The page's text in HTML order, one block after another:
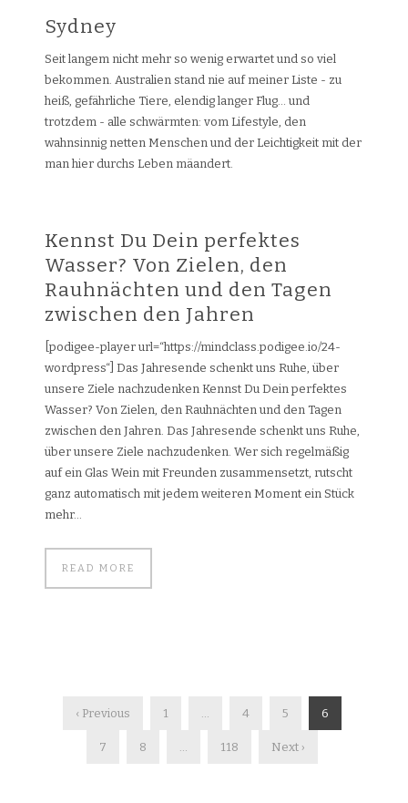
Sydney
Seit langem nicht mehr so wenig erwartet und so viel
bekommen. Australien stand nie auf meiner Liste - zu
heiß, gefährliche Tiere, elendig langer Flug… und
trotzdem - alle schwärmten: vom Lifestyle, den
wahnsinnig netten Menschen und der Leichtigkeit mit der
man hier durchs Leben mäandert.
Kennst Du Dein perfektes
Wasser? Von Zielen, den
Rauhnächten und den Tagen
zwischen den Jahren
[podigee-player url=“https://mindclass.podigee.io/24-
wordpress“] Das Jahresende schenkt uns Ruhe, über
unsere Ziele nachzudenken Kennst Du Dein perfektes
Wasser? Von Zielen, den Rauhnächten und den Tagen
zwischen den Jahren. Das Jahresende schenkt uns Ruhe,
über unsere Ziele nachzudenken. Wer sich regelmäßig
auf ein Glas Wein mit Freunden zusammensetzt, rutscht
ganz automatisch mit jedem weiteren Moment ein Stück
mehr...
READ MORE
‹ Previous 1 4 5 6
7 8 118 Next ›